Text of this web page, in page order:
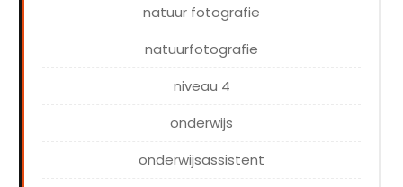
natuur fotografie
natuurfotografie
niveau 4
onderwijs
onderwijsassistent